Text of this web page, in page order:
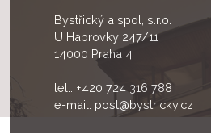
Bystřický a spol, s.r.o.
U Habrovky 247/11
14000 Praha 4
tel.: +420 724 316 788
e-mail: post@bystricky.cz